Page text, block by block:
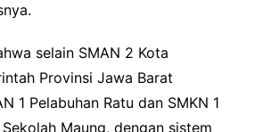
selain SMAN 2 Kota
Provinsi Jawa Barat
1 Pelabuhan Ratu dan SMKN 1
Maung, dengan sistem